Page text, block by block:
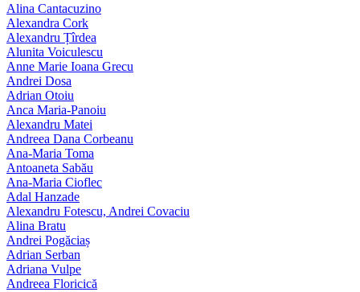
Alina Cantacuzino
Alexandra Cork
Alexandru Țîrdea
Alunita Voiculescu
Anne Marie Ioana Grecu
Andrei Dosa
Adrian Otoiu
Anca Maria-Panoiu
Alexandru Matei
Andreea Dana Corbeanu
Ana-Maria Toma
Antoaneta Sabău
Ana-Maria Cioflec
Adal Hanzade
Alexandru Fotescu, Andrei Covaciu
Alina Bratu
Andrei Pogăciaș
Adrian Serban
Adriana Vulpe
Andreea Floricică